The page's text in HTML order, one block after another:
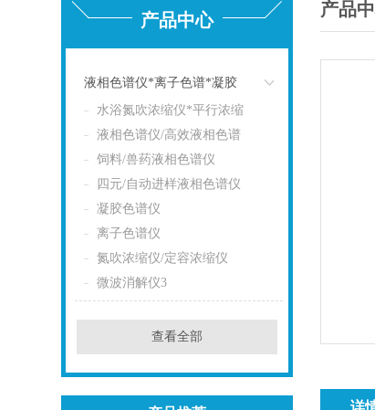
产品中心
液相色谱仪*离子色谱*凝胶
点击
水浴氮吹浓缩仪*平行浓缩
液相色谱仪/高效液相色谱
饲料/兽药液相色谱仪
四元/自动进样液相色谱仪
凝胶色谱仪
离子色谱仪
氮吹浓缩仪/定容浓缩仪
微波消解仪3
查看全部
产品
详